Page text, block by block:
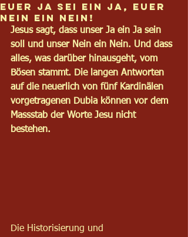
Euer Ja sei ein Ja, Euer
Nein ein Nein!
Jesus sagt, dass unser Ja ein Ja sein
soll und unser Nein ein Nein. Und dass
alles, was dar­über hin­aus­geht, vom
Bösen stammt. Die lan­gen Ant­wor­ten
auf die neu­er­lich von fünf Kar­di­nä­len
vor­ge­tra­ge­nen Dubia kön­nen vor dem
Mass­stab der Worte Jesu nicht
bestehen.
Die Historisierung und